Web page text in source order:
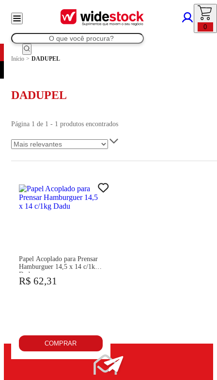
0
Início > DADUPEL
DADUPEL
Página 1 de 1 - 1 produtos encontrados
Papel Acoplado para Prensar
Hamburguer 14,5 x 14 c/1kg
Dadu
R$ 62,31
COMPRAR